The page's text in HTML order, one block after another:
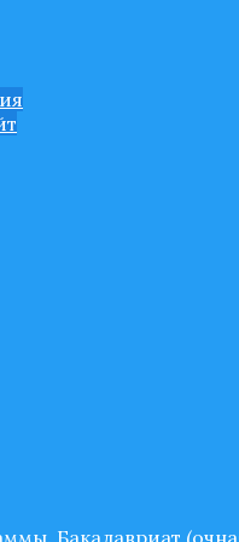
им. К.Д.
Бакалавриат